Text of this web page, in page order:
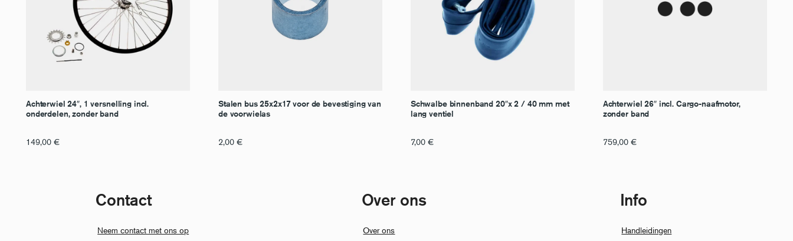
Achterwiel 24″, 1 versnelling incl.
onderdelen, zonder band
149,00 €
Stalen bus 25x2x17 voor de bevestiging van
de voorwielas
2,00 €
Schwalbe binnenband 20″x 2 / 40 mm met
lang ventiel
7,00 €
Achterwiel 26″ incl. Cargo-naafmotor,
zonder band
759,00 €
Contact
Neem contact met ons op
Over ons
Over ons
Info
Handleidingen